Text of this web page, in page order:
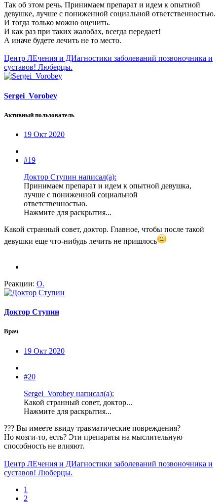
Так об этом речь. Принимаем препарат и идем к опытной
девушке, лучше с пониженной социальной ответственностью.
И тогда только можно оценить.
И как раз при таких жалобах, всегда передает!
А иначе будете лечить не то место.
Центр ЛЕчения и ДИагностики заболеваний позвоночника и
суставов! Люберцы.
Sergei_Vorobey
Активный пользователь
19 Окт 2020
#19
Доктор Ступин написал(а):
Принимаем препарат и идем к опытной девушка,
лучше с пониженной социальной
ответственностью.
Нажмите для раскрытия...
Какой странный совет, доктор. Главное, чтобы после такой
девушки еще что-нибудь лечить не пришлось
Реакции: О.
Доктор Ступин
Врач
19 Окт 2020
#20
Sergei_Vorobey написал(а):
Какой странный совет, доктор...
Нажмите для раскрытия...
??? Вы имеете ввиду травматические повреждения?
Но мозги-то, есть? Эти препараты на мыслительную
способность не влияют.
Центр ЛЕчения и ДИагностики заболеваний позвоночника и
суставов! Люберцы.
1
2